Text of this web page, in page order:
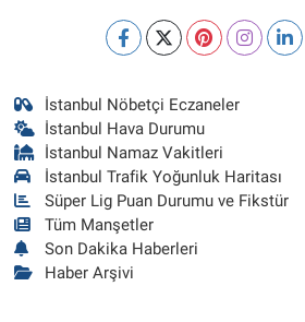
İstanbul Nöbetçi Eczaneler
İstanbul Hava Durumu
İstanbul Namaz Vakitleri
İstanbul Trafik Yoğunluk Haritası
Süper Lig Puan Durumu ve Fikstür
Tüm Manşetler
Son Dakika Haberleri
Haber Arşivi